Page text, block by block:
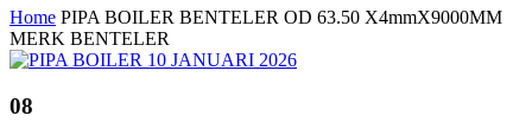
Home PIPA BOILER BENTELER OD 63.50 X4mmX9000MM
MERK BENTELER
08